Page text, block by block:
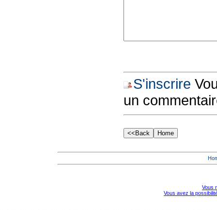
S'inscrire
un
Vous
Vous avez la